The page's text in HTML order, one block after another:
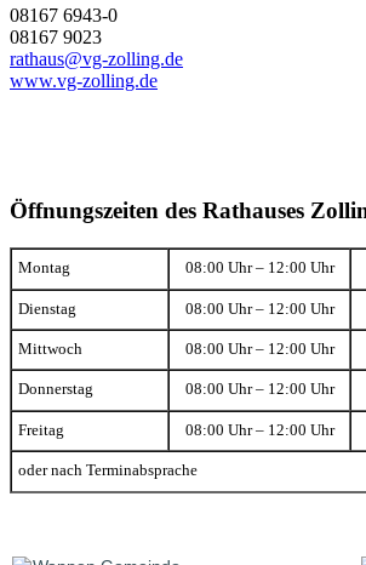
08167 6943-0
08167 9023
rathaus@vg-zolling.de
www.vg-zolling.de
Öffnungszeiten des Rathauses
Montag 08:00 Uhr – 12:00 Uhr
Dienstag 08:00 Uhr – 12:00 Uhr
Mittwoch 08:00 Uhr – 12:00 Uhr
Donnerstag 08:00 Uhr – 12:00 Uhr
Freitag 08:00 Uhr – 12:00 Uhr
oder nach Terminabsprache